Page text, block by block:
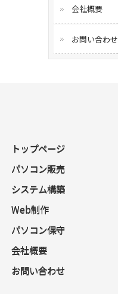
会社概要
お問い合わせ
トップページ
パソコン販売
システム構築
Web制作
パソコン保守
会社概要
お問い合わせ